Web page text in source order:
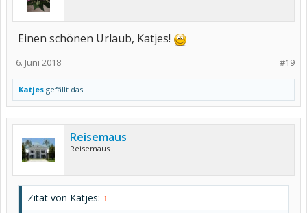
Einen schönen Urlaub, Katjes!
#19
6. Juni 2018
Katjes gefällt das.
Reisemaus
Reisemaus
Zitat von Katjes: ↑